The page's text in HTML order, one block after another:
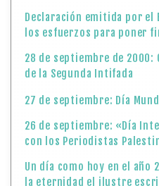
Declaración emitida por el
los esfuerzos para poner
28 de septiembre de
de la Segunda Intifada
27 de septiembre: Día
26 de septiembre: «Día
con los Periodistas
Un día como hoy en el año
la eternidad el ilustre